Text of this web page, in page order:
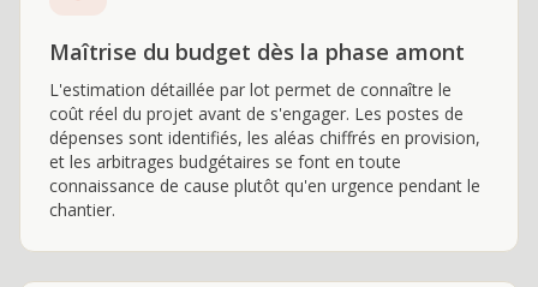
Maîtrise du budget dès la phase amont
L'estimation détaillée par lot permet de connaître le
coût réel du projet avant de s'engager. Les postes de
dépenses sont identifiés, les aléas chiffrés en provision,
et les arbitrages budgétaires se font en toute
connaissance de cause plutôt qu'en urgence pendant le
chantier.